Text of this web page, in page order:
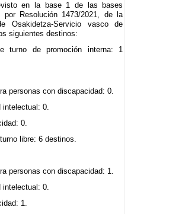
en la base 1 de las bases
por Resolución 1473/2021, de la
Osakidetza-Servicio vasco de
siguientes destinos:
turno de promoción interna: 1
personas con discapacidad: 0.
intelectual: 0.
0.
libre: 6 destinos.
personas con discapacidad: 1.
intelectual: 0.
1.